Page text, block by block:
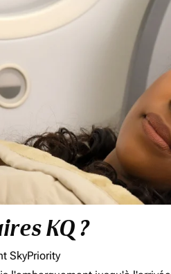
KQ ?
SkyPriority